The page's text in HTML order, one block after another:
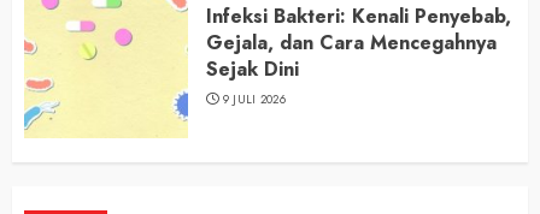
Infeksi Bakteri: Kenali Penyebab,
Gejala, dan Cara Mencegahnya
Sejak Dini
9 JULI 2026